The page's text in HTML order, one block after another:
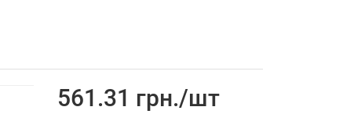
561.31 грн./шт